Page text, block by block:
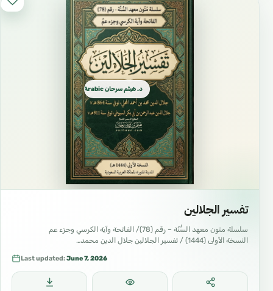
#الكتاب_والسنة
#اتباع_السلف
#تعليم_إسلامي
#دروس_علمية
#محاضرات_شرعية
#دعوة_إلى_الله
#نشر_العلم
د. هيثم سرحان Arabic العربية
تفسير الجلالين
سلسلة متون معهد السُّنّة – رقم (78)/ الفاتحة وآية الكرسي وجزء عم
النسخة الأولى (1444) / تفسير الجلالين جلال الدين محمد…
Last updated:June 7, 2026